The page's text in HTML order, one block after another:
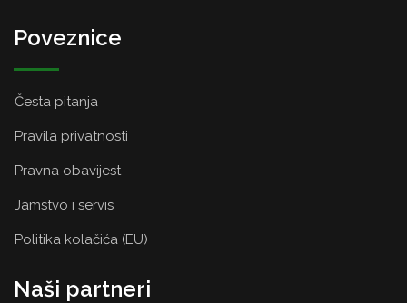
Poveznice
Česta pitanja
Pravila privatnosti
Pravna obavijest
Jamstvo i servis
Politika kolačića (EU)
Naši partneri